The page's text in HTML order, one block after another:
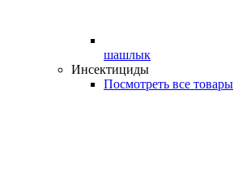
шашлык
Инсектициды
Посмотреть все товары